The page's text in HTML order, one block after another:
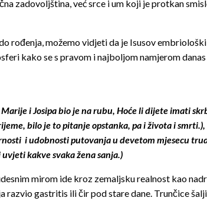
zadovoljština, već srce i um koji je protkan
rođenja, možemo vidjeti da je Isusov
kako se s pravom i najboljom namjerom
i Josipa bio je na rubu, Hoće li dijete imati
bilo je to pitanje opstanka, pa i života i
i udobnosti putovanja u devetom mjesecu
kakve svaka žena sanja.)
mirom ide kroz zemaljsku realnost kao
gastritis ili čir pod stare dane. Trunčice